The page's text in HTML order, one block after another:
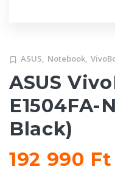
ASUS, Notebook,
ASUS
E1504FA-
Black)
192 990